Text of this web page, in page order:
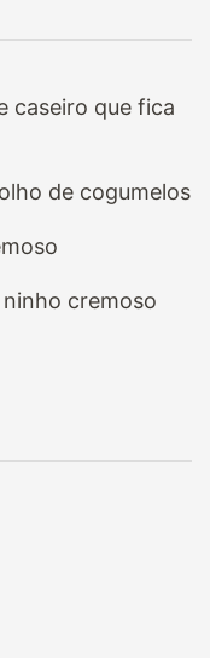
caseiro que fica
de cogumelos
cremoso